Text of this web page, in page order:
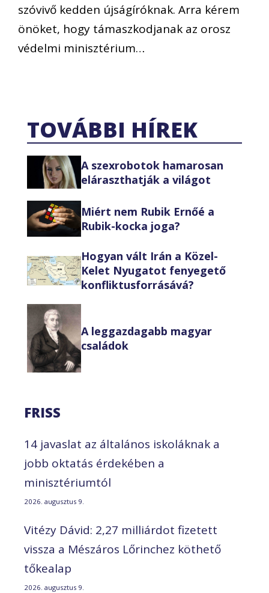
szóvivő kedden újságíróknak. Arra kérem
önöket, hogy támaszkodjanak az orosz
védelmi minisztérium…
TOVÁBBI HÍREK
A szexrobotok hamarosan
eláraszthatják a világot
Miért nem Rubik Ernőé a
Rubik-kocka joga?
Hogyan vált Irán a Közel-
Kelet Nyugatot fenyegető
konfliktusforrásává?
A leggazdagabb magyar
családok
FRISS
14 javaslat az általános iskoláknak a
jobb oktatás érdekében a
minisztériumtól
2026. augusztus 9.
Vitézy Dávid: 2,27 milliárdot fizetett
vissza a Mészáros Lőrinchez köthető
tőkealap
2026. augusztus 9.